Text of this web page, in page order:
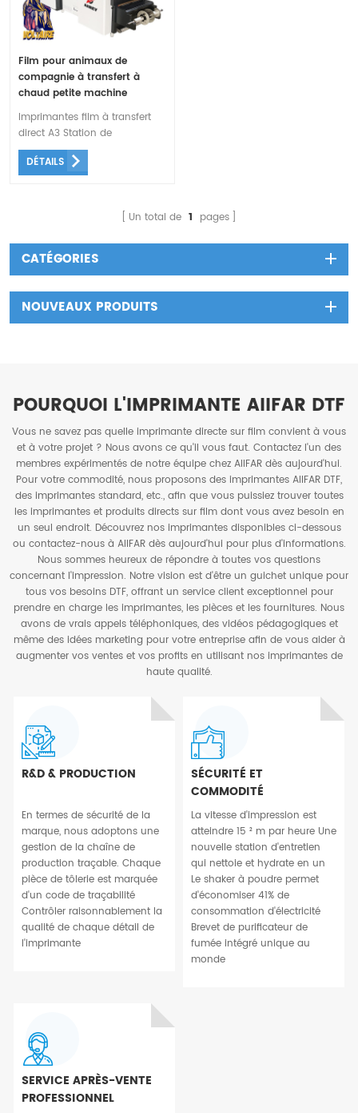
Film pour animaux de
compagnie à transfert à
chaud petite machine
d'impression de t-shirts a3
dtf
Imprimantes film à transfert
direct A3 Station de
maintenance de levage
monobloc, avec fonction de
DÉTAILS
Un total de 1 pages
CATÉGORIES
NOUVEAUX PRODUITS
POURQUOI L'IMPRIMANTE AIIFAR DTF
Vous ne savez pas quelle imprimante directe sur film convient à vous
et à votre projet ? Nous avons ce qu'il vous faut. Contactez l'un des
membres expérimentés de notre équipe chez AIIFAR dès aujourd'hui.
Pour votre commodité, nous proposons des imprimantes AIIFAR DTF,
des imprimantes standard, etc., afin que vous puissiez trouver toutes
les imprimantes et produits directs sur film dont vous avez besoin en
un seul endroit. Découvrez nos imprimantes disponibles ci-dessous
ou contactez-nous à AIIFAR dès aujourd'hui pour plus d'informations.
Nous sommes heureux de répondre à toutes vos questions
concernant l'impression. Notre vision est d'être un guichet unique pour
tous vos besoins DTF, offrant un service client exceptionnel pour
prendre en charge les imprimantes, les pièces et les fournitures. Nous
avons de vrais appels téléphoniques, des vidéos pédagogiques et
même des idées marketing pour votre entreprise afin de vous aider à
augmenter vos ventes et vos profits en utilisant nos imprimantes de
haute qualité.
R&D & PRODUCTION
En termes de sécurité de la
marque, nous adoptons une
gestion de la chaîne de
production traçable. Chaque
pièce de tôlerie est marquée
d'un code de traçabilité
Contrôler raisonnablement la
qualité de chaque détail de
l'imprimante
SÉCURITÉ ET
COMMODITÉ
La vitesse d'impression est
atteindre 15 ² m par heure Une
nouvelle station d'entretien
qui nettoie et hydrate en un
Le shaker à poudre permet
d'économiser 41% de
consommation d'électricité
Brevet de purificateur de
fumée intégré unique au
monde
SERVICE APRÈS-VENTE
PROFESSIONNEL